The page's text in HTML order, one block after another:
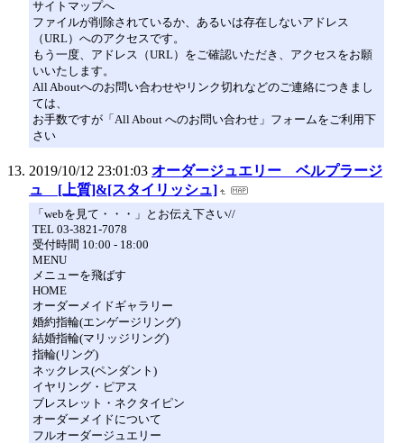
サイトマップへ
ファイルが削除されているか、あるいは存在しないアドレス
（URL）へのアクセスです。
もう一度、アドレス（URL）をご確認いただき、アクセスをお願
いいたします。
All Aboutへのお問い合わせやリンク切れなどのご連絡につきまし
ては、
お手数ですが「All About へのお問い合わせ」フォームをご利用下
さい
2019/10/12 23:01:03 オーダージュエリー ベルプラージ
ュ [上質]&[スタイリッシュ]
「webを見て・・・」とお伝え下さい//
TEL 03-3821-7078
受付時間 10:00 - 18:00
MENU
メニューを飛ばす
HOME
オーダーメイドギャラリー
婚約指輪(エンゲージリング)
結婚指輪(マリッジリング)
指輪(リング)
ネックレス(ペンダント)
イヤリング・ピアス
ブレスレット・ネクタイピン
オーダーメイドについて
フルオーダージュエリー